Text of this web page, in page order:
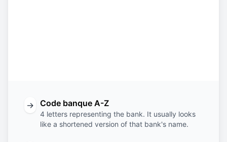
→ Code banque A-Z
4 letters representing the bank. It usually looks
like a shortened version of that bank's name.